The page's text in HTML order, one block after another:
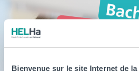
Bienvenue sur le site Internet de la